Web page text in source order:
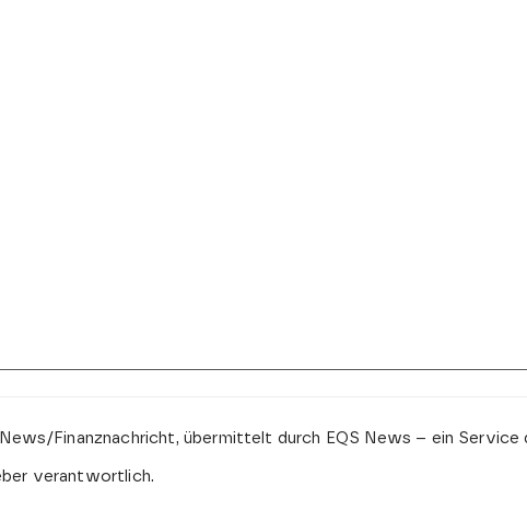
Finanznachricht, übermittelt durch EQS News – ein Service
verantwortlich.